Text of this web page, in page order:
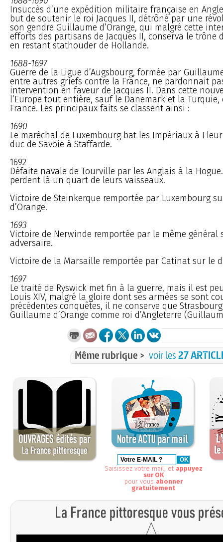
Insuccès d’une expédition militaire française en
but de soutenir le roi Jacques II, détrôné par une
son gendre Guillaume d’Orange, qui malgré cette
efforts des partisans de Jacques II, conserva le trône
en restant stathouder de Hollande.
1688-1697
Guerre de la Ligue d’Augsbourg, formée par
entre autres griefs contre la France, ne pardonnait
intervention en faveur de Jacques II. Dans cette
l’Europe tout entière, sauf le Danemark et la
France. Les principaux faits se classent ainsi :
1690
Le maréchal de Luxembourg bat les Impériaux à
duc de Savoie à Staffarde.
1692
Défaite navale de Tourville par les Anglais à la
perdent là un quart de leurs vaisseaux.
Victoire de Steinkerque remportée par Luxembourg
d’Orange.
1693
Victoire de Nerwinde remportée par le même général
adversaire.
Victoire de la Marsaille remportée par Catinat sur le
1697
Le traité de Ryswick met fin à la guerre, mais il est
Louis XIV, malgré la gloire dont ses armées se sont
précédentes conquêtes, il ne conserve que
Guillaume d’Orange comme roi d’Angleterre
Même rubrique > voir les27
Saisissez votre mail, et appuyez
sur OK
pour vous abonner
gratuitement